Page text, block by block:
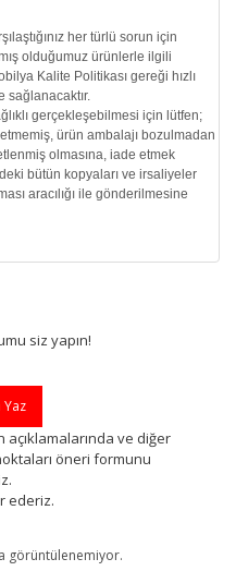
her türlü sorun için
olduğumuz ürünlerle ilgili
Kalite Politikası gereği hızlı
gerçekleşebilmesi için lütfen;
ürün ambalajı bozulmadan
olmasına, iade etmek
bütün kopyaları ve irsaliyeler
aracılığı ile gönderilmesine
siz yapın!
ve diğer
öneri formunu
ederiz.
görüntülenemiyor.